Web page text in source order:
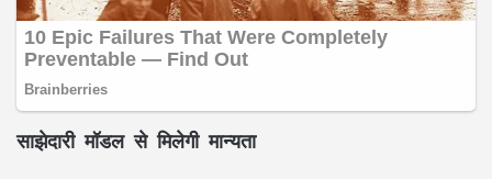
साझेदारी मॉडल से मिलेगी मान्यता